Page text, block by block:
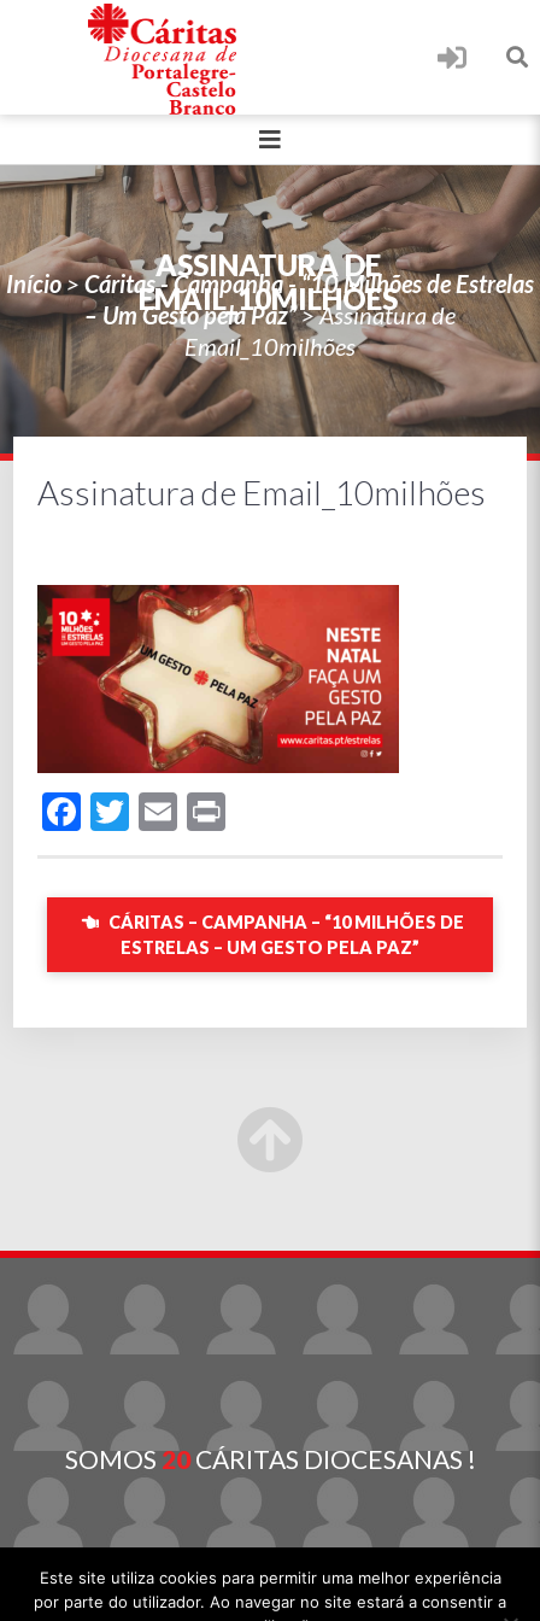
ASSINATURA DE
EMAIL_10MILHÕES
Início>Cáritas - Campanha - “10 Milhões de Estrelas
– Um Gesto pela Paz”>Assinatura de
Email_10milhões
Assinatura de Email_10milhões
Facebook
Twitter
Email
CÁRITAS – CAMPANHA – “10 MILHÕES DE
ESTRELAS – UM GESTO PELA PAZ”
SOMOS20CÁRITAS DIOCESANAS !
Este site utiliza cookies para permitir uma melhor experiência
por parte do utilizador. Ao navegar no site estará a consentir a